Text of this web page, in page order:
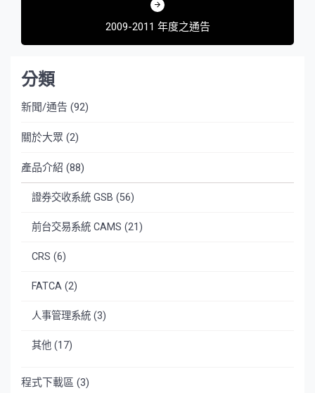
2009-2011 年度之通告
分類
新聞/通告 (92)
關於大眾 (2)
產品介紹 (88)
證券交收系統 GSB (56)
前台交易系統 CAMS (21)
CRS (6)
FATCA (2)
人事管理系統 (3)
其他 (17)
程式下載區 (3)